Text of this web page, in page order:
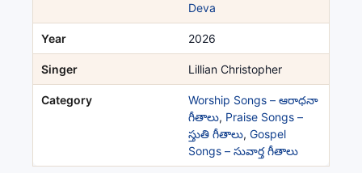
Deva
Year 2026
Singer Lillian Christopher
Category
Worship Songs – ఆరాధనా
గీతాలు, Praise Songs –
స్తుతి గీతాలు, Gospel
Songs – సువార్త గీతాలు